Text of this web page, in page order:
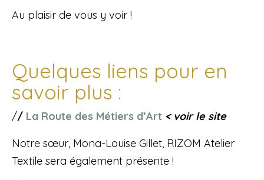
Au plaisir de vous y voir !
Quelques liens pour en
savoir plus :
// La Route des Métiers d’Art < voir le site
Notre sœur, Mona-Louise Gillet, RIZOM Atelier
Textile sera également présente !